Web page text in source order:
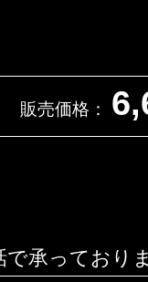
販売価格：
で承っており